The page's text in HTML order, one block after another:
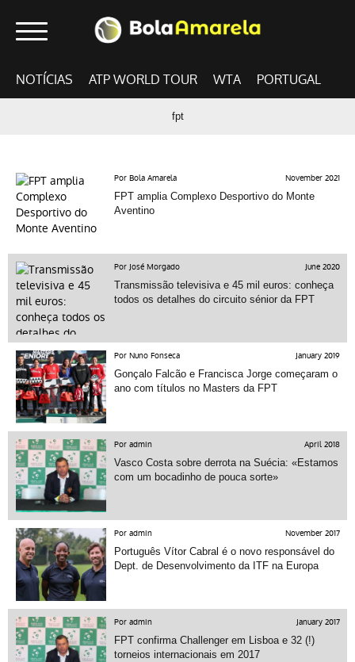
NOTÍCIAS ATP WORLD TOUR WTA PORTUGAL
fpt
Por Bola Amarela November 2021
FPT amplia Complexo Desportivo do Monte
Aventino
Por José Morgado June 2020
Transmissão televisiva e 45 mil euros: conheça
todos os detalhes do circuito sénior da FPT
Por Nuno Fonseca January 2019
Gonçalo Falcão e Francisca Jorge começaram o
ano com títulos no Masters da FPT
Por admin April 2018
Vasco Costa sobre derrota na Suécia: «Estamos
com um bocadinho de pouca sorte»
Por admin November 2017
Português Vítor Cabral é o novo responsável do
Dept. de Desenvolvimento da ITF na Europa
Por admin January 2017
FPT confirma Challenger em Lisboa e 32 (!)
torneios internacionais em 2017